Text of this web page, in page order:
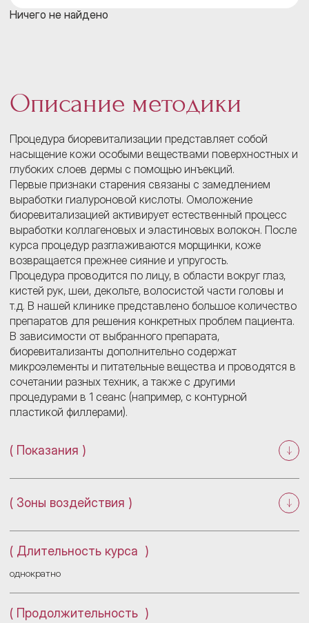
восстановить собственные ресурсы, вернуть
Ничего не найдено
Описание методики
Процедура биоревитализации представляет собой
насыщение кожи особыми веществами поверхностных и
глубоких слоев дермы с помощью инъекций.
Первые признаки старения связаны с замедлением
выработки гиалуроновой кислоты. Омоложение
биоревитализацией активирует естественный процесс
выработки коллагеновых и эластиновых волокон. После
курса процедур разглаживаются морщинки, коже
возвращается прежнее сияние и упругость.
Процедура проводится по лицу, в области вокруг глаз,
кистей рук, шеи, декольте, волосистой части головы и
т.д. В нашей клинике представлено большое количество
препаратов для решения конкретных проблем пациента.
В зависимости от выбранного препарата,
биоревитализанты дополнительно содержат
микроэлементы и питательные вещества и проводятся в
сочетании разных техник, а также с другими
процедурами в 1 сеанс (например, с контурной
пластикой филлерами).
( Показания )
Расширенные поры
( Зоны воздействия )
( Длительность курса )
однократно
( Продолжительность )